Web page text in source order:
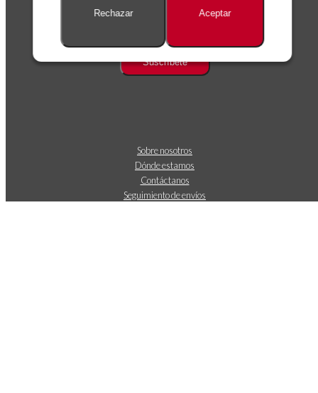
Rechazar Aceptar
Sobre nosotros
Dónde estamos
Contáctanos
Seguimiento de envíos